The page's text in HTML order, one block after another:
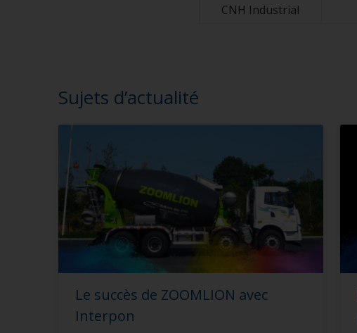
CNH Industrial
Sujets d’actualité
Le succès de ZOOMLION avec
Interpon